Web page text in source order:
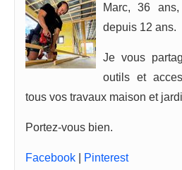
Marc, 36
depuis 12 ans.
Je vous
outils et
tous vos travaux maison et
Portez-vous bien.
Facebook Pinterest